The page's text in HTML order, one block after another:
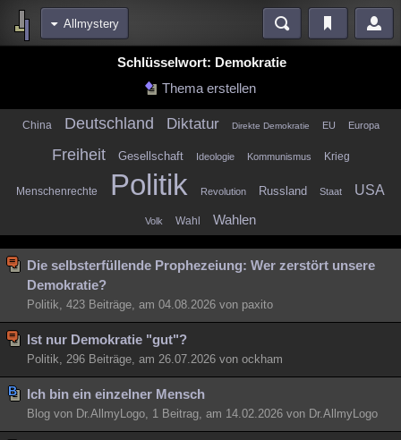
Allmystery
Diskussionen Videos
Wiki Neuigkeiten
Wissenschaft
weitere Rubriken
Musik Clash Verbesserungen Allmystery
Übersichten
Besucht Teilgenommen Alle Neue Geschlossen
Schlüsselwort: Demokratie
Thema erstellen
China Deutschland Diktatur Direkte Demokratie EU Europa
Freiheit Gesellschaft Ideologie Kommunismus Krieg
Menschenrechte Politik Revolution Russland Staat USA
Volk Wahl Wahlen
Die selbsterfüllende Prophezeiung: Wer zerstört unsere
Demokratie?
Politik, 423 Beiträge, am 04.08.2026 von paxito
Ist nur Demokratie "gut"?
Politik, 296 Beiträge, am 26.07.2026 von ockham
Ich bin ein einzelner Mensch
Blog von Dr.AllmyLogo, 1 Beitrag, am 14.02.2026 von Dr.AllmyLogo